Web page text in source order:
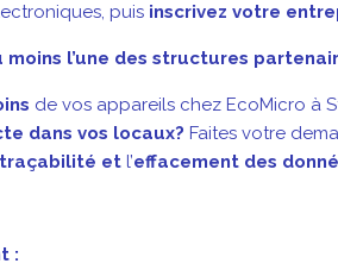
puis inscrivez votre
l’une des structures
de vos appareils chez EcoMicro à
dans vos locaux? Faites votre
traçabilité et l’effacement des
: